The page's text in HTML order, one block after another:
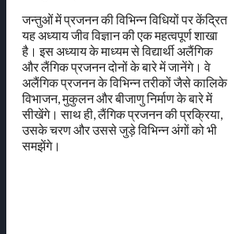
जन्तुओं में प्रजनन की विभिन्न विधियों पर केंद्रित
यह अध्याय जीव विज्ञान की एक महत्वपूर्ण शाखा
है। इस अध्याय के माध्यम से विद्यार्थी अलैंगिक
और लैंगिक प्रजनन दोनों के बारे में जानेंगे। वे
अलैंगिक प्रजनन के विभिन्न तरीकों जैसे कालिके
विभाजन, मुकुलन और बीजाणु निर्माण के बारे में
सीखेंगे। साथ ही, लैंगिक प्रजनन की प्रक्रिया,
उसके चरण और उससे जुड़े विभिन्न अंगों को भी
समझेंगे।